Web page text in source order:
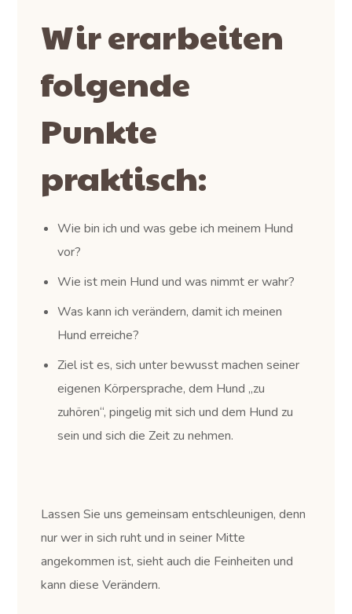
Wir erarbeiten
folgende
Punkte
praktisch:
Wie bin ich und was gebe ich meinem Hund
vor?
Wie ist mein Hund und was nimmt er wahr?
Was kann ich verändern, damit ich meinen
Hund erreiche?
Ziel ist es, sich unter bewusst machen seiner
eigenen Körpersprache, dem Hund „zu
zuhören“, pingelig mit sich und dem Hund zu
sein und sich die Zeit zu nehmen.
Lassen Sie uns gemeinsam entschleunigen, denn
nur wer in sich ruht und in seiner Mitte
angekommen ist, sieht auch die Feinheiten und
kann diese Verändern.